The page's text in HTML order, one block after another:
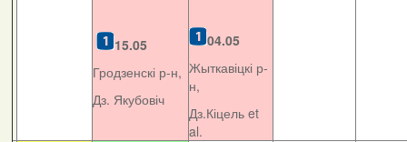
15.05
Гродзенскі р-н,
Дз. Якубовіч
04.05
Жыткавіцкі р-
н,
Дз.Кіцель et
al.